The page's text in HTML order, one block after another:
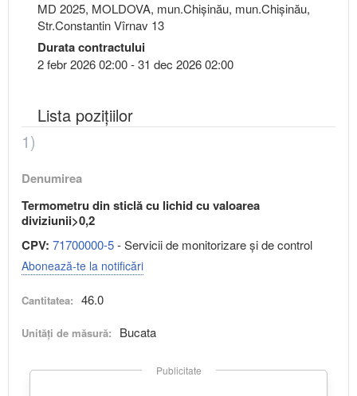
MD 2025, MOLDOVA, mun.Chişinău, mun.Chişinău,
Str.Constantin Vîrnav 13
Durata contractului
2 febr 2026 02:00 - 31 dec 2026 02:00
Lista pozițiilor
1)
Denumirea
Termometru din sticlă cu lichid cu valoarea
diviziunii>0,2
CPV: 71700000-5- Servicii de monitorizare şi de control
Abonează-te la notificări
Cantitatea: 46.0
Unități de măsură: Bucata
Publicitate